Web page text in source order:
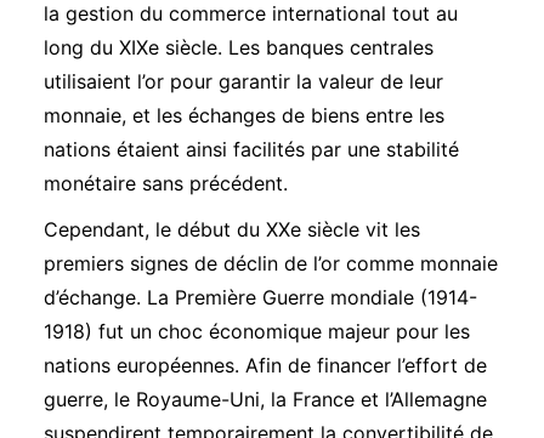
la gestion du commerce international tout au
long du XIXe siècle. Les banques centrales
utilisaient l’or pour garantir la valeur de leur
monnaie, et les échanges de biens entre les
nations étaient ainsi facilités par une stabilité
monétaire sans précédent.
Cependant, le début du XXe siècle vit les
premiers signes de déclin de l’or comme monnaie
d’échange. La Première Guerre mondiale (1914-
1918) fut un choc économique majeur pour les
nations européennes. Afin de financer l’effort de
guerre, le Royaume-Uni, la France et l’Allemagne
suspendirent temporairement la convertibilité de